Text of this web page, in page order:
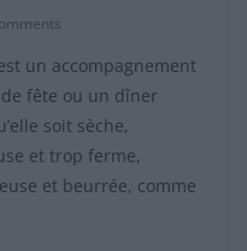
un accompagnement
fête ou un dîner
soit sèche,
et trop ferme,
et beurrée, comme